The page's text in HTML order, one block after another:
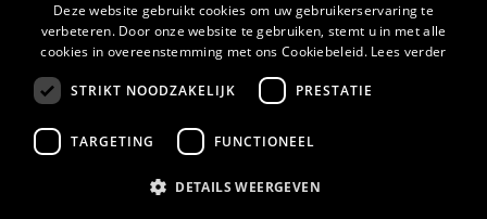
FAQ
Privacyverklaring
Contact
Gebruikersvoorwaarden
Deze website gebruikt cookies om uw gebruikerservaring te
verbeteren. Door onze website te gebruiken, stemt u in met alle
cookies in overeenstemming met ons Cookiebeleid. Lees verder
STRIKT NOODZAKELIJK PRESTATIE
TARGETING FUNCTIONEEL
DETAILS WEERGEVEN